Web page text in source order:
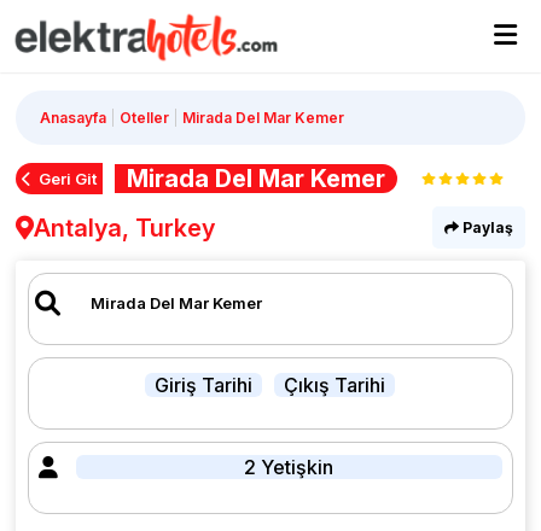
Anasayfa Oteller Mirada Del Mar Kemer
Geri Git
Mirada Del Mar Kemer
Antalya, Turkey
Paylaş
Giriş Tarihi Çıkış Tarihi
2 Yetişkin